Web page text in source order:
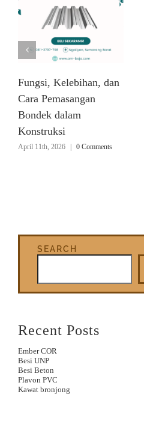
Fungsi, Kelebihan, dan
Cara Pemasangan
Bondek dalam
Konstruksi
April 11th, 2026 | 0 Comments
SEARCH
Recent Posts
Ember COR
Besi UNP
Besi Beton
Plavon PVC
Kawat bronjong